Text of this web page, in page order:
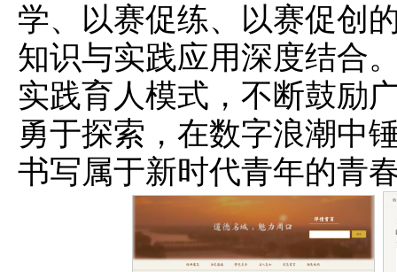
学、以赛促练、以赛促创
知识与实践应用深度结合
实践育人模式，不断鼓励
勇于探索，在数字浪潮中
书写属于新时代青年的青